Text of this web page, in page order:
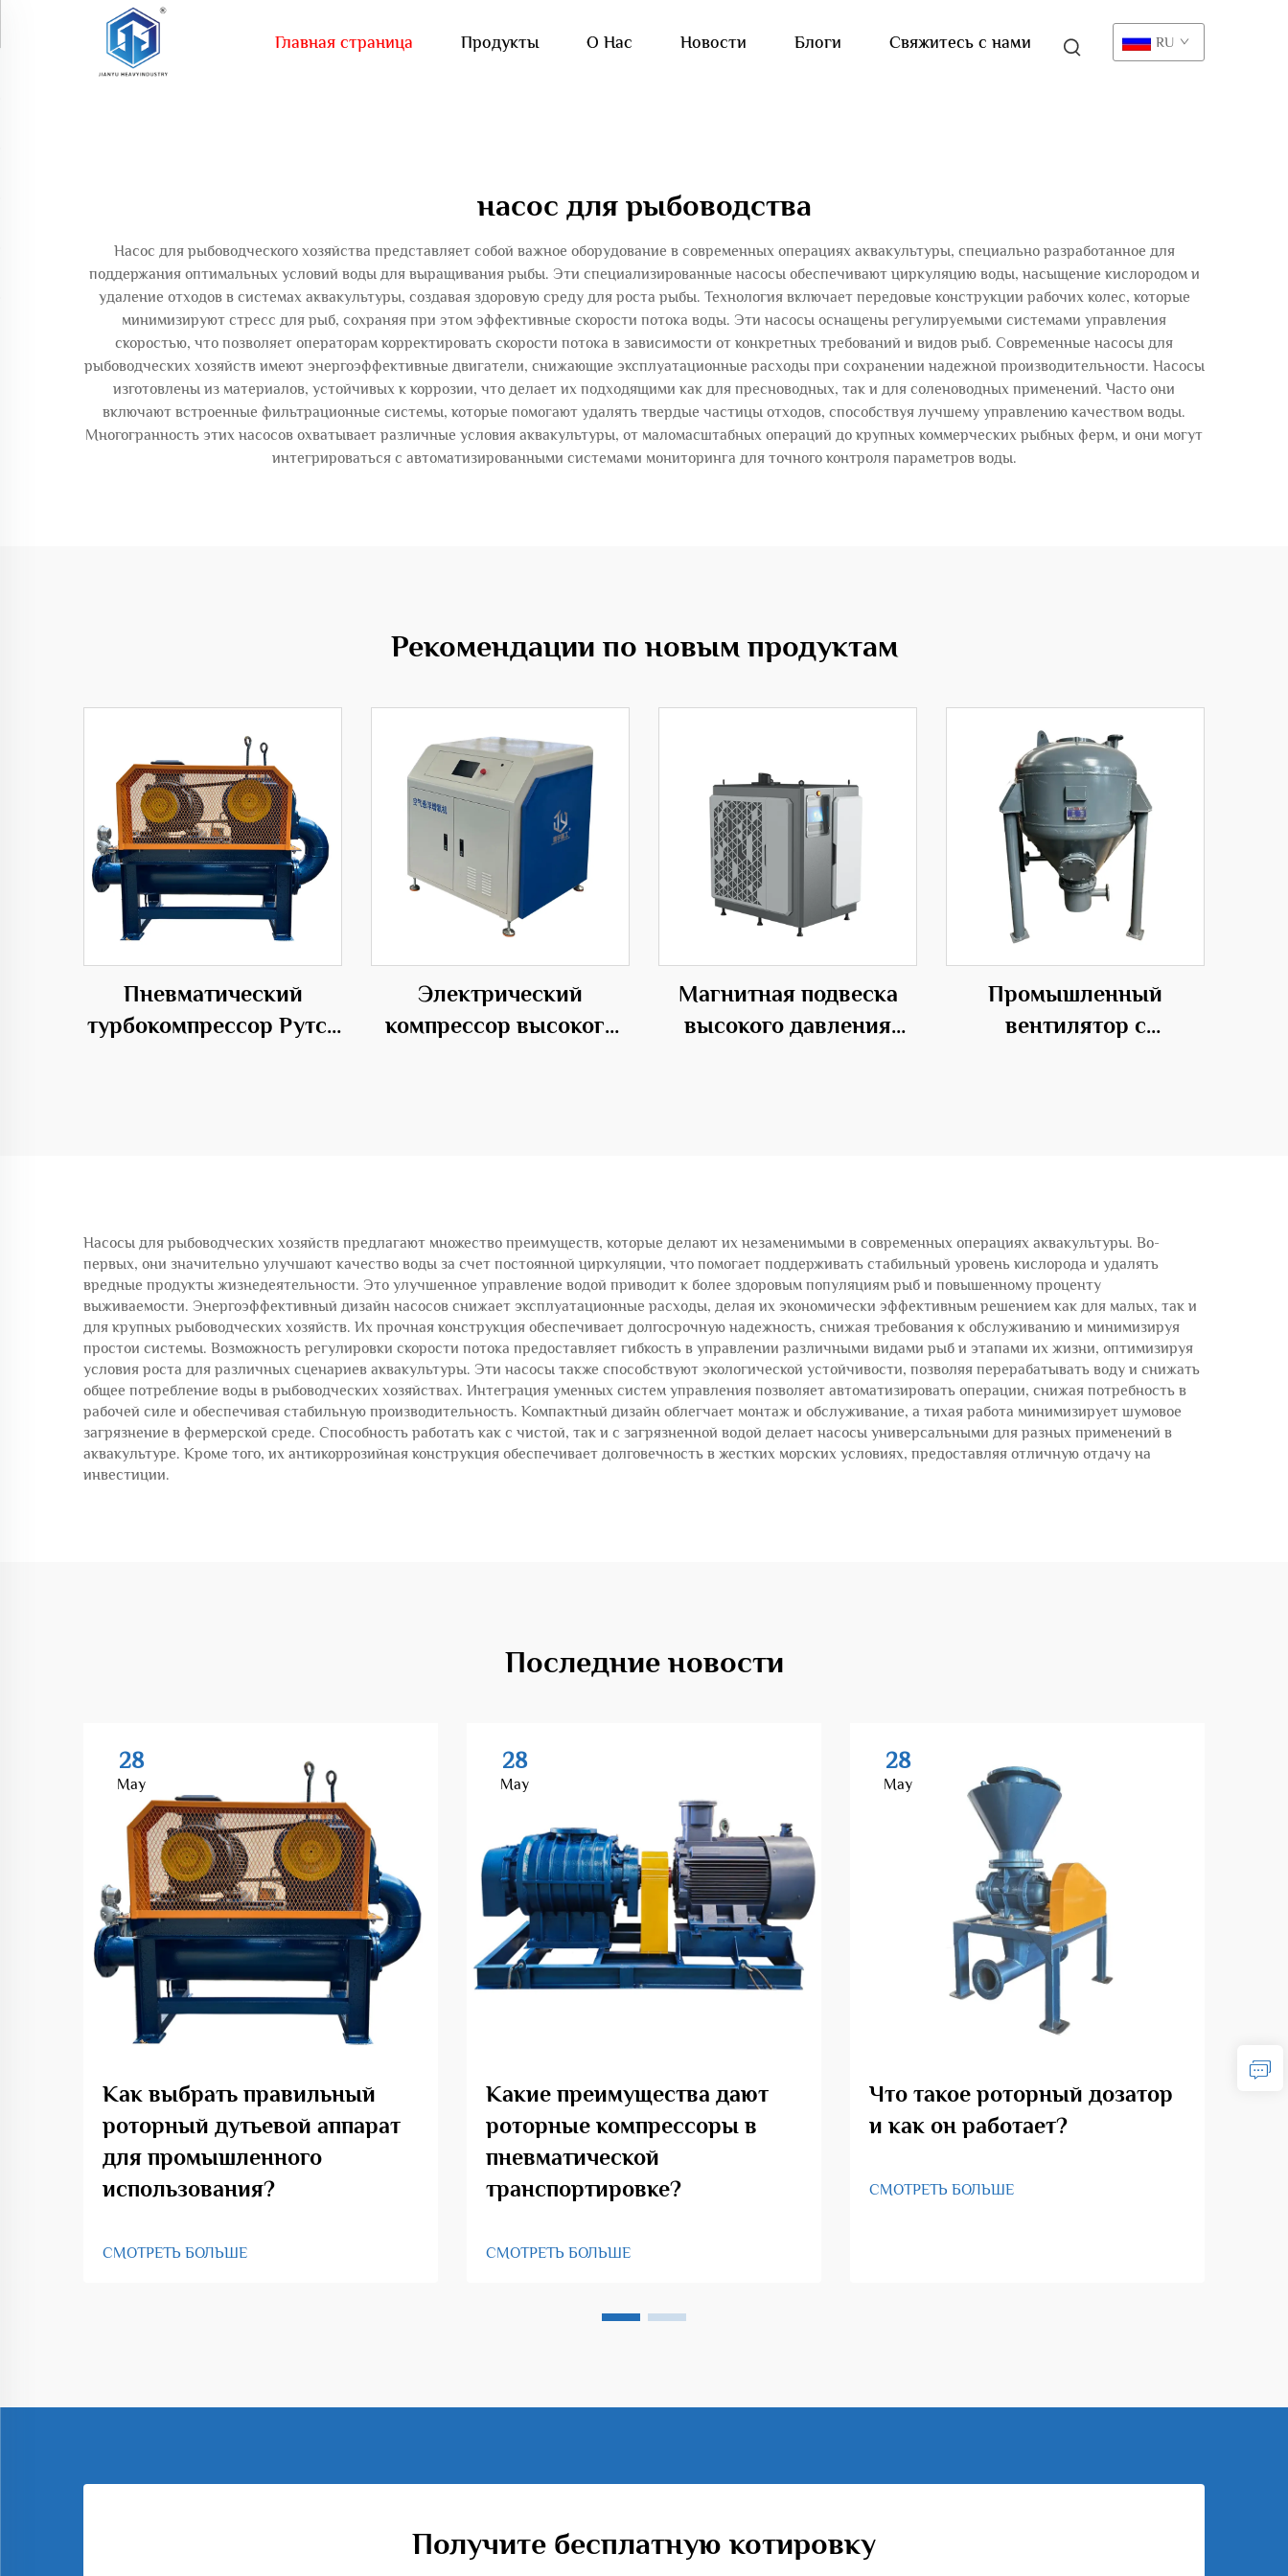
Главная страница Продукты О Нас Новости Блоги Свяжитесь с нами RU
насос для рыбоводства
Насос для рыбоводческого хозяйства представляет собой важное оборудование в современных операциях аквакультуры, специально разработанное для
поддержания оптимальных условий воды для выращивания рыбы. Эти специализированные насосы обеспечивают циркуляцию воды, насыщение кислородом и
удаление отходов в системах аквакультуры, создавая здоровую среду для роста рыбы. Технология включает передовые конструкции рабочих колес, которые
минимизируют стресс для рыб, сохраняя при этом эффективные скорости потока воды. Эти насосы оснащены регулируемыми системами управления
скоростью, что позволяет операторам корректировать скорости потока в зависимости от конкретных требований и видов рыб. Современные насосы для
рыбоводческих хозяйств имеют энергоэффективные двигатели, снижающие эксплуатационные расходы при сохранении надежной производительности. Насосы
изготовлены из материалов, устойчивых к коррозии, что делает их подходящими как для пресноводных, так и для соленоводных применений. Часто они
включают встроенные фильтрационные системы, которые помогают удалять твердые частицы отходов, способствуя лучшему управлению качеством воды.
Многогранность этих насосов охватывает различные условия аквакультуры, от маломасштабных операций до крупных коммерческих рыбных ферм, и они могут
интегрироваться с автоматизированными системами мониторинга для точного контроля параметров воды.
Рекомендации по новым продуктам
Пневматический
турбокомпрессор Рутса
Электрический
компрессор высокого
Магнитная подвеска
высокого давления
Промышленный
вентилятор с
Насосы для рыбоводческих хозяйств предлагают множество преимуществ, которые делают их незаменимыми в современных операциях аквакультуры. Во-
первых, они значительно улучшают качество воды за счет постоянной циркуляции, что помогает поддерживать стабильный уровень кислорода и удалять
вредные продукты жизнедеятельности. Это улучшенное управление водой приводит к более здоровым популяциям рыб и повышенному проценту
выживаемости. Энергоэффективный дизайн насосов снижает эксплуатационные расходы, делая их экономически эффективным решением как для малых, так и
для крупных рыбоводческих хозяйств. Их прочная конструкция обеспечивает долгосрочную надежность, снижая требования к обслуживанию и минимизируя
простои системы. Возможность регулировки скорости потока предоставляет гибкость в управлении различными видами рыб и этапами их жизни, оптимизируя
условия роста для различных сценариев аквакультуры. Эти насосы также способствуют экологической устойчивости, позволяя перерабатывать воду и снижать
общее потребление воды в рыбоводческих хозяйствах. Интеграция уменных систем управления позволяет автоматизировать операции, снижая потребность в
рабочей силе и обеспечивая стабильную производительность. Компактный дизайн облегчает монтаж и обслуживание, а тихая работа минимизирует шумовое
загрязнение в фермерской среде. Способность работать как с чистой, так и с загрязненной водой делает насосы универсальными для разных применений в
аквакультуре. Кроме того, их антикоррозийная конструкция обеспечивает долговечность в жестких морских условиях, предоставляя отличную отдачу на
инвестиции.
Последние новости
28
May
Как выбрать правильный
роторный дутьевой аппарат
для промышленного
использования?
СМОТРЕТЬ БОЛЬШЕ
28
May
Какие преимущества дают
роторные компрессоры в
пневматической
транспортировке?
СМОТРЕТЬ БОЛЬШЕ
28
May
Что такое роторный дозатор
и как он работает?
СМОТРЕТЬ БОЛЬШЕ
Получите бесплатную котировку